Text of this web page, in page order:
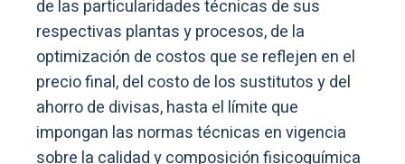
de las particularidades técnicas de sus
respectivas plantas y procesos, de la
optimización de costos que se reflejen en el
precio final, del costo de los sustitutos y del
ahorro de divisas, hasta el límite que
impongan las normas técnicas en vigencia
sobre la calidad y composición fisicoquímica